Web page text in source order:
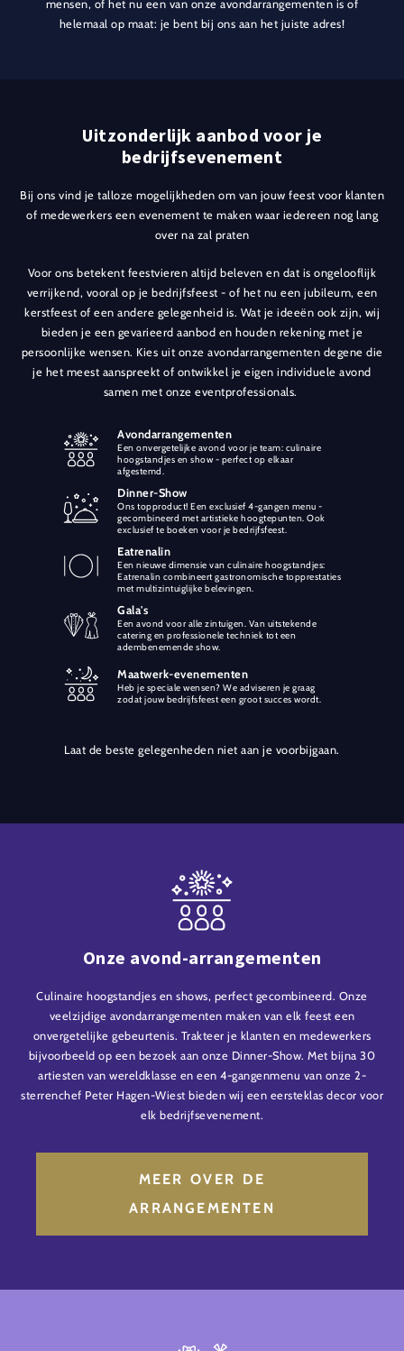
mensen, of het nu een van onze avondarrangementen is of
helemaal op maat: je bent bij ons aan het juiste adres!
Uitzonderlijk aanbod voor je
bedrijfsevenement
Bij ons vind je talloze mogelijkheden om van jouw feest voor klanten
of medewerkers een evenement te maken waar iedereen nog lang
over na zal praten
Voor ons betekent feestvieren altijd beleven en dat is ongelooflijk
verrijkend, vooral op je bedrijfsfeest - of het nu een jubileum, een
kerstfeest of een andere gelegenheid is. Wat je ideeën ook zijn, wij
bieden je een gevarieerd aanbod en houden rekening met je
persoonlijke wensen. Kies uit onze avondarrangementen degene die
je het meest aanspreekt of ontwikkel je eigen individuele avond
samen met onze eventprofessionals.
Avondarrangementen
Een onvergetelijke avond voor je team: culinaire
hoogstandjes en show - perfect op elkaar
afgestemd.
Dinner-Show
Ons topproduct! Een exclusief 4-gangen menu -
gecombineerd met artistieke hoogtepunten. Ook
exclusief te boeken voor je bedrijfsfeest.
Eatrenalin
Een nieuwe dimensie van culinaire hoogstandjes:
Eatrenalin combineert gastronomische topprestaties
met multizintuiglijke belevingen.
Gala's
Een avond voor alle zintuigen. Van uitstekende
catering en professionele techniek tot een
adembenemende show.
Maatwerk-evenementen
Heb je speciale wensen? We adviseren je graag
zodat jouw bedrijfsfeest een groot succes wordt.
Laat de beste gelegenheden niet aan je voorbijgaan.
Onze avond-arrangementen
Culinaire hoogstandjes en shows, perfect gecombineerd. Onze
veelzijdige avondarrangementen maken van elk feest een
onvergetelijke gebeurtenis. Trakteer je klanten en medewerkers
bijvoorbeeld op een bezoek aan onze Dinner-Show. Met bijna 30
artiesten van wereldklasse en een 4-gangenmenu van onze 2-
sterrenchef Peter Hagen-Wiest bieden wij een eersteklas decor voor
elk bedrijfsevenement.
MEER OVER DE
ARRANGEMENTEN